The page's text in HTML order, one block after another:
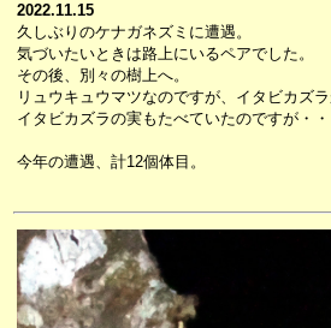
2022.11.15
久しぶりのケナガネズミに遭遇。
気づいたいときは路上にいるペアでした。
その後、別々の樹上へ。
リュウキュウマツなのですが、イタビカズ
イタビカズラの実もたべていたのですが・・
今年の遭遇、計12個体目。